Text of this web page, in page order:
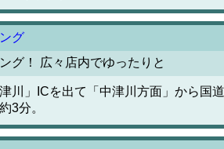
グ
グ！ 広々店内でゆったりと
川」ICを出て「中津川方面」から国
3分。